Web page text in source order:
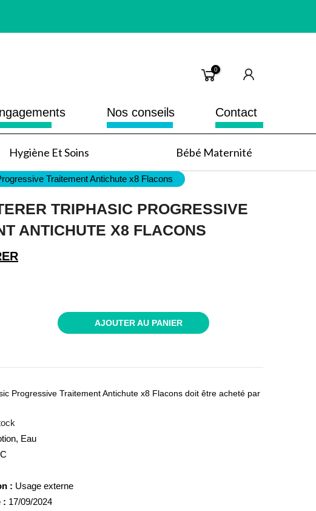
0
Nos conseils Contact
Hygiène Et Soins Bébé Maternité
Traitement Antichute x8 Flacons
TRIPHASIC PROGRESSIVE
ANTICHUTE X8 FLACONS
AJOUTER AU PANIER
Progressive Traitement Antichute x8 Flacons doit être acheté par
Eau
: Usage externe
: 17/09/2024